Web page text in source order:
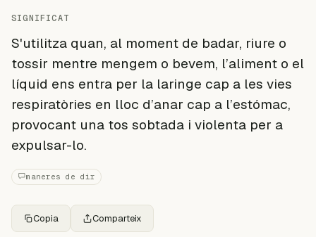
SIGNIFICAT
S'utilitza quan, al moment de badar, riure o
tossir mentre mengem o bevem, l’aliment o el
líquid ens entra per la laringe cap a les vies
respiratòries en lloc d’anar cap a l’estómac,
provocant una tos sobtada i violenta per a
expulsar-lo.
maneres de dir
Copia Comparteix